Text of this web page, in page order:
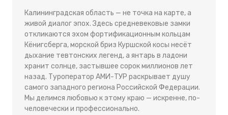
Калининградская область — не точка на карте, а
живой диалог эпох. Здесь средневековые замки
откликаются эхом фортификационным кольцам
Кёнигсберга, морской бриз Куршской косы несёт
дыхание тевтонских легенд, а янтарь в ладони
хранит солнце, застывшее сорок миллионов лет
назад. Туроператор АМИ-ТУР раскрывает душу
самого западного региона Российской Федерации.
Мы делимся любовью к этому краю — искренне, по-
человечески и профессионально.